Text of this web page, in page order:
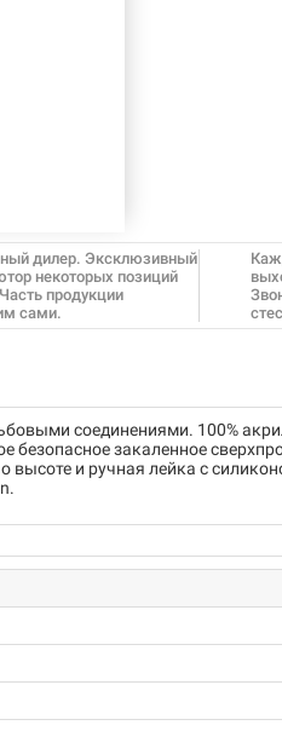
дилер. Эксклюзивный
некоторых позиций
продукции
сами.
соединениями. 100%
закаленное
высоте и ручная лейка с